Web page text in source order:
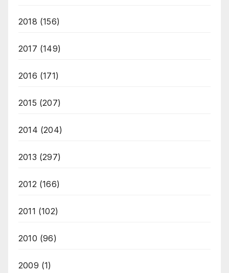
2018 (156)
2017 (149)
2016 (171)
2015 (207)
2014 (204)
2013 (297)
2012 (166)
2011 (102)
2010 (96)
2009 (1)